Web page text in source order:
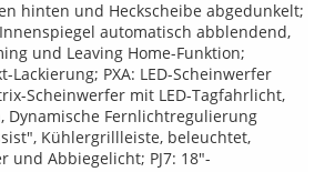
hinten und Heckscheibe abgedunkelt;
automatisch abblendend,
und Leaving Home-Funktion;
Lackierung; PXA: LED-Scheinwerfer
Scheinwerfer mit LED-Tagfahrlicht,
Dynamische Fernlichtregulierung
Kühlergrillleiste, beleuchtet,
und Abbiegelicht; PJ7: 18"-